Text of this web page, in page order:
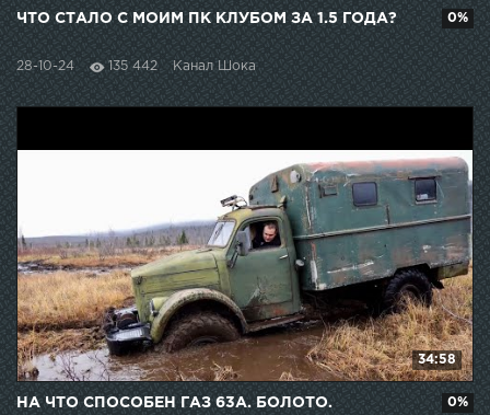
ЧТО СТАЛО С МОИМ ПК КЛУБОМ ЗА 1.5 ГОДА?
28-10-24 135 442 Канал Шока
0%
34:58
НА ЧТО СПОСОБЕН ГАЗ 63А. БОЛОТО. 0%